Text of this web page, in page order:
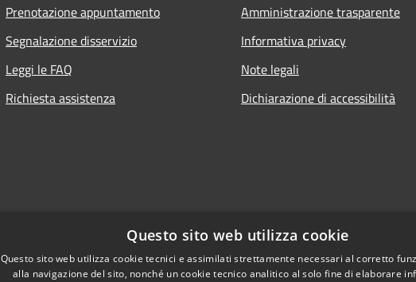
Prenotazione appuntamento
Segnalazione disservizio
Leggi le FAQ
Richiesta assistenza
Amministrazione trasparente
Informativa privacy
Note legali
Dichiarazione di accessibilità
Questo sito web utilizza cookie
Questo sito web utilizza cookie tecnici e assimilati strettamente necessari al corretto
alla navigazione del sito, nonché un cookie tecnico analitico al solo fine di elaborare